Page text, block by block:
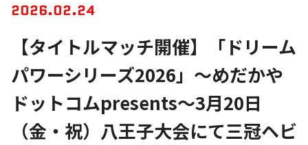
2026.02.24
【タイトルマッチ開催】「ドリーム
パワーシリーズ2026」〜めだかや
ドットコムpresents〜3月20日
（金・祝）八王子大会にて三冠ヘビ